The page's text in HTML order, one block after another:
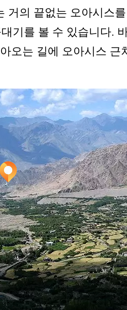
거의 끝없는 오아시스
기를 볼 수 있습니다.
오는 길에 오아시스